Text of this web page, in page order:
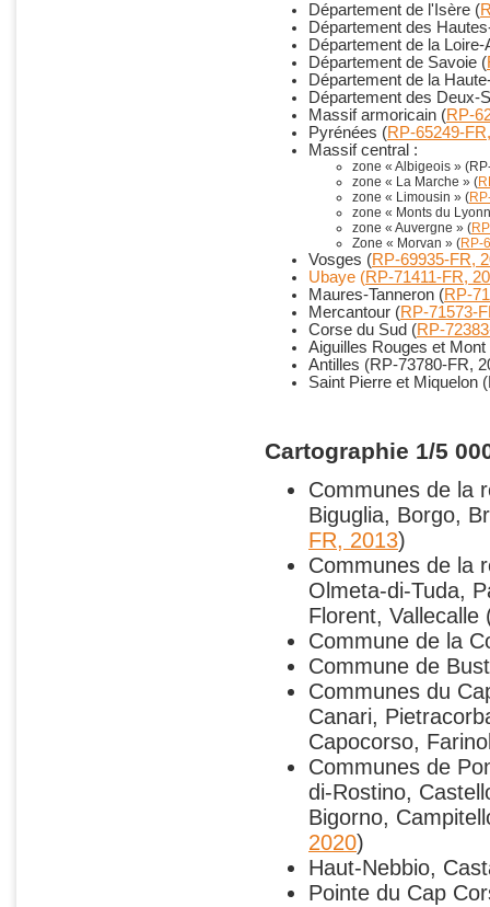
Département de l'Isère (
Département des
Département de la Loire-
Département de Savoie (
Département de la
Département des Deux-
Massif armoricain (RP-
Pyrénées (RP-65249-
Massif central :
zone « Albigeois »
zone « La Marche » (
zone « Limousin » (
zone « Monts du
zone « Auvergne » (
Zone « Morvan » (RP-
Vosges (RP-69935-FR,
Ubaye (RP-71411-FR,
Maures-Tanneron (RP-
Mercantour (RP-71573-
Corse du Sud (RP-
Aiguilles Rouges et Mont
Antilles (RP-73780-FR,
Saint Pierre et Miquelon
Cartographie 1/5
Communes de la
Biguglia, Borgo,
FR, 2013)
Communes de la
Olmeta-di-Tuda,
Florent, Vallecalle
Commune de la
Commune de
Communes du
Canari,
Capocorso,
Communes de
di-Rostino,
Bigorno,
2020)
Haut-Nebbio,
Pointe du Cap